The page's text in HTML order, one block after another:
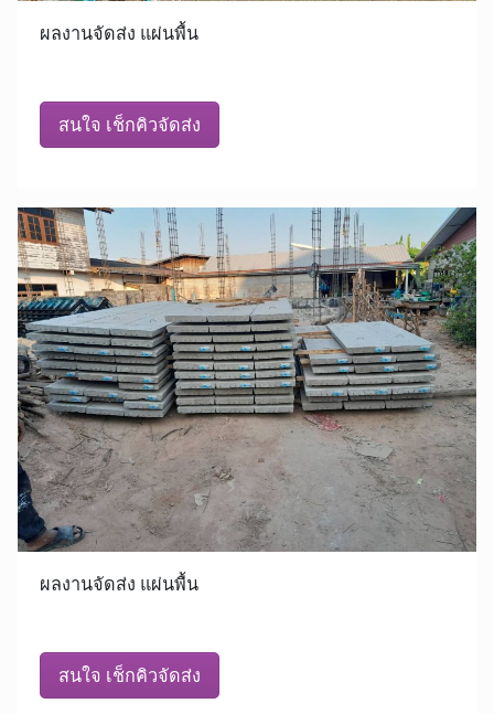
ผลงานจัดส่ง แผ่นพื้น
สนใจ เช็กคิวจัดส่ง
ผลงานจัดส่ง แผ่นพื้น
สนใจ เช็กคิวจัดส่ง